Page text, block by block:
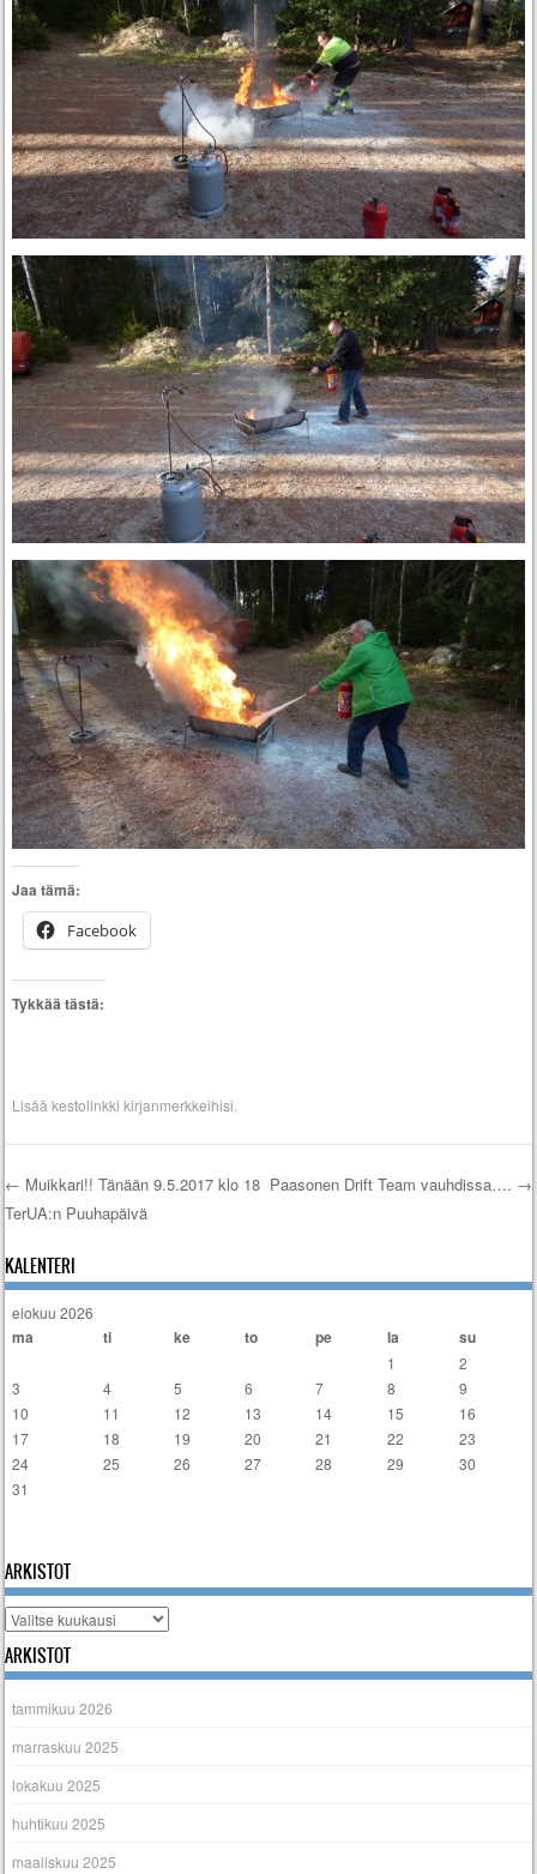
Jaa tämä:
Facebook
Tykkää tästä:
Lisääkestolinkki kirjanmerkkeihisi.
Artikkelien selaus
← Muikkari!! Tänään 9.5.2017 klo 18
TerUA:n Puuhapäivä
Paasonen Drift Team vauhdissa…. →
KALENTERI
elokuu 2026
ma ti ke to pe la su
1
2
3
4 5 6 7 8
9
10
11 12 13 14 15
16
17
18 19 20 21 22
23
24
25 26 27 28 29
30
31
ARKISTOT
Arkistot
ARKISTOT
tammikuu 2026
marraskuu 2025
lokakuu 2025
huhtikuu 2025
maaliskuu 2025